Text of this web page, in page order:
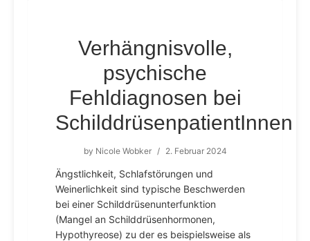
Verhängnisvolle,
psychische
Fehldiagnosen bei
SchilddrüsenpatientInnen
by Nicole Wobker / 2. Februar 2024
Ängstlichkeit, Schlafstörungen und
Weinerlichkeit sind typische Beschwerden
bei einer Schilddrüsenunterfunktion
(Mangel an Schilddrüsenhormonen,
Hypothyreose) zu der es beispielsweise als